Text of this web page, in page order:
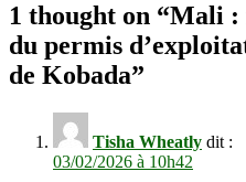
1 thought on “Mali :
du permis
de Kobada”
Tisha Wheatly dit :
03/02/2026 à 10h42